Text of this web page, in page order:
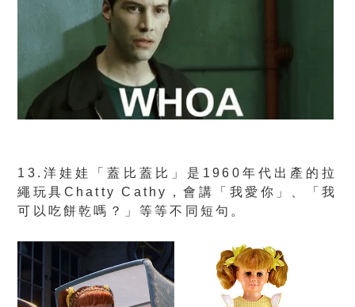
13.洋娃娃「蓋比蓋比」是1960年代出產的拉
繩玩具Chatty Cathy，會講「我愛你」、「我
可以吃餅乾嗎？」等等不同短句。